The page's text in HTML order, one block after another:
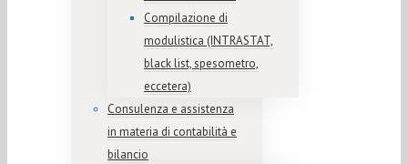
Compilazione di
modulistica (INTRASTAT,
black list, spesometro,
eccetera)
Consulenza e assistenza
in materia di contabilità e
bilancio